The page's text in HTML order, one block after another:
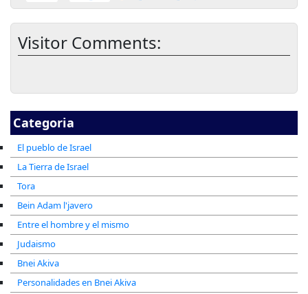
Categoria
El pueblo de Israel
La Tierra de Israel
Tora
Bein Adam l'javero
Entre el hombre y el mismo
Judaismo
Bnei Akiva
Personalidades en Bnei Akiva
Visitor Comments: